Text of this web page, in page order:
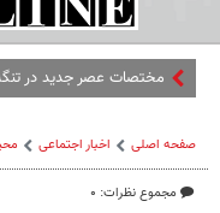
مختصات عصر جدید در
صفحه اصلی اخبار اجتماعی
مجموع نظرات: ۰